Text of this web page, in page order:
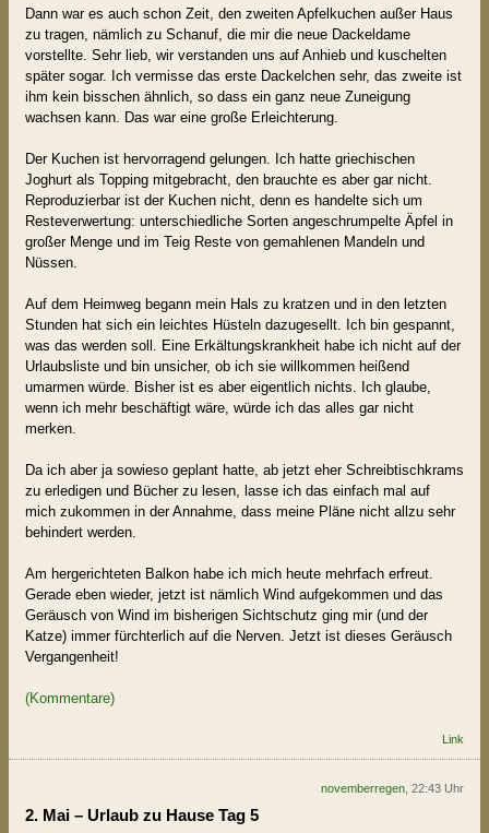
Dann war es auch schon Zeit, den zweiten Apfelkuchen außer Haus
zu tragen, nämlich zu Schanuf, die mir die neue Dackeldame
vorstellte. Sehr lieb, wir verstanden uns auf Anhieb und kuschelten
später sogar. Ich vermisse das erste Dackelchen sehr, das zweite ist
ihm kein bisschen ähnlich, so dass ein ganz neue Zuneigung
wachsen kann. Das war eine große Erleichterung.
Der Kuchen ist hervorragend gelungen. Ich hatte griechischen
Joghurt als Topping mitgebracht, den brauchte es aber gar nicht.
Reproduzierbar ist der Kuchen nicht, denn es handelte sich um
Resteverwertung: unterschiedliche Sorten angeschrumpelte Äpfel in
großer Menge und im Teig Reste von gemahlenen Mandeln und
Nüssen.
Auf dem Heimweg begann mein Hals zu kratzen und in den letzten
Stunden hat sich ein leichtes Hüsteln dazugesellt. Ich bin gespannt,
was das werden soll. Eine Erkältungskrankheit habe ich nicht auf der
Urlaubsliste und bin unsicher, ob ich sie willkommen heißend
umarmen würde. Bisher ist es aber eigentlich nichts. Ich glaube,
wenn ich mehr beschäftigt wäre, würde ich das alles gar nicht
merken.
Da ich aber ja sowieso geplant hatte, ab jetzt eher Schreibtischkrams
zu erledigen und Bücher zu lesen, lasse ich das einfach mal auf
mich zukommen in der Annahme, dass meine Pläne nicht allzu sehr
behindert werden.
Am hergerichteten Balkon habe ich mich heute mehrfach erfreut.
Gerade eben wieder, jetzt ist nämlich Wind aufgekommen und das
Geräusch von Wind im bisherigen Sichtschutz ging mir (und der
Katze) immer fürchterlich auf die Nerven. Jetzt ist dieses Geräusch
Vergangenheit!
(Kommentare)
Link
novemberregen , 22:43 Uhr
2. Mai – Urlaub zu Hause Tag 5